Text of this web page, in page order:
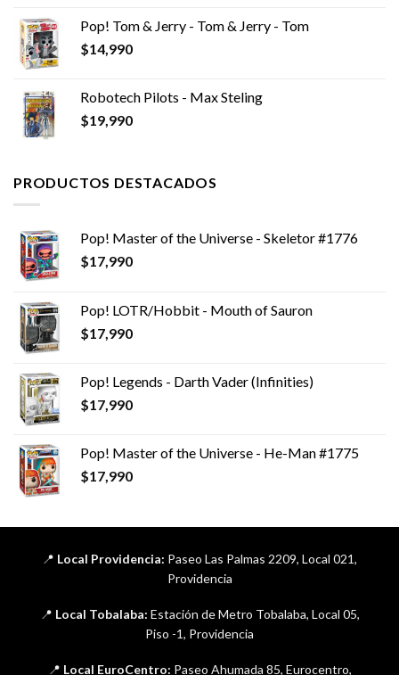
Pop! Tom & Jerry - Tom & Jerry - Tom
$14,990
Robotech Pilots - Max Steling
$19,990
PRODUCTOS DESTACADOS
Pop! Master of the Universe - Skeletor #1776
$17,990
Pop! LOTR/Hobbit - Mouth of Sauron
$17,990
Pop! Legends - Darth Vader (Infinities)
$17,990
Pop! Master of the Universe - He-Man #1775
$17,990
📍 Local Providencia: Paseo Las Palmas 2209, Local 021,
Providencia
📍 Local Tobalaba: Estación de Metro Tobalaba, Local 05,
Piso -1, Providencia
📍 Local EuroCentro: Paseo Ahumada 85, Eurocentro,